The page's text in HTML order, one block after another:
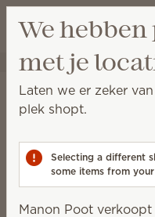
Manon Poot
Beleid
inzake
Bijgewerkt
We
met je
Laten we er zeker
plek shopt.
Selecting a different
some items from
Manon Poot